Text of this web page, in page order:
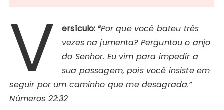
V ersículo: “Por que você bateu três
vezes na jumenta? Perguntou o anjo
do Senhor. Eu vim para impedir a
sua passagem, pois você insiste em
seguir por um caminho que me desagrada.”
Números 22:32